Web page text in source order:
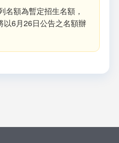
名額為暫定招生名額，
以6月26日公告之名額辦